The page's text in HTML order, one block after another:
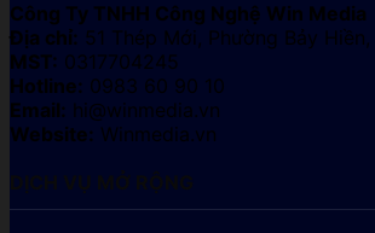
Công Ty TNHH Công Nghệ Win Media
Địa chỉ: 51 Thép Mới, Phường Bảy
MST: 0317704245
Hotline: 0983 60 90 10
Email: hi@winmedia.vn
Website: Winmedia.vn
DỊCH VỤ MỞ RỘNG